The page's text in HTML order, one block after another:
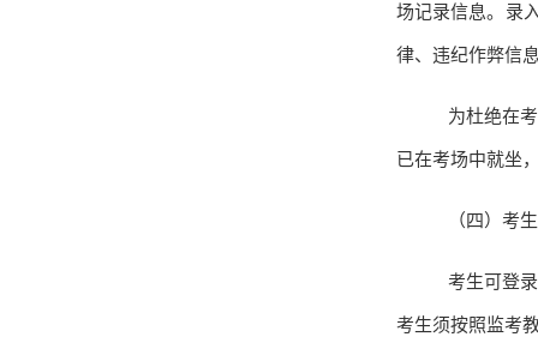
场记录信息。录
律、违纪作弊信
为杜绝在
已在考场中就坐
（四）考
考生可登
考生须按照监考